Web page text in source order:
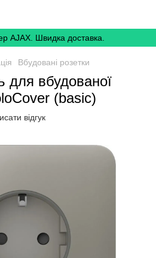
AJAX. Швидка доставка.
Вбудовані розетки
для вбудованої
(basic)
відгук